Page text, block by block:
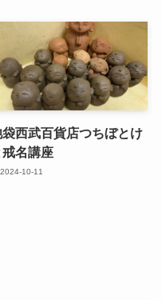
袋西武百貨店つちぼとけ
戒名講座
2024-10-11